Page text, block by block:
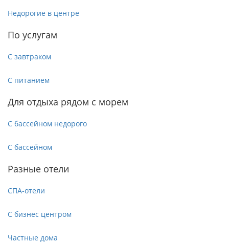
Недорогие в центре
По услугам
С завтраком
С питанием
Для отдыха рядом с морем
С бассейном недорого
С бассейном
Разные отели
СПА-отели
С бизнес центром
Частные дома